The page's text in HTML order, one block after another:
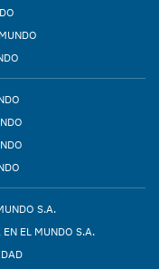
S.A.
EL MUNDO S.A.